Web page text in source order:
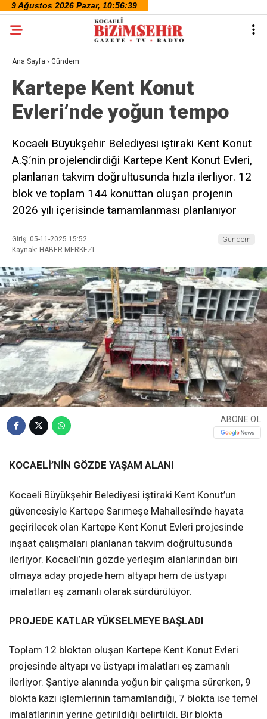
Ana Sayfa › Gündem
Kartepe Kent Konut
Evleri’nde yoğun tempo
Kocaeli Büyükşehir Belediyesi iştiraki Kent Konut
A.Ş.’nin projelendirdiği Kartepe Kent Konut Evleri,
planlanan takvim doğrultusunda hızla ilerliyor. 12
blok ve toplam 144 konuttan oluşan projenin
2026 yılı içerisinde tamamlanması planlanıyor
Giriş: 05-11-2025 15:52
Kaynak: HABER MERKEZI
Gündem
ABONE OL
KOCAELİ’NİN GÖZDE YAŞAM ALANI
Kocaeli Büyükşehir Belediyesi iştiraki Kent Konut’un
güvencesiyle Kartepe Sarımeşe Mahallesi’nde hayata
geçirilecek olan Kartepe Kent Konut Evleri projesinde
inşaat çalışmaları planlanan takvim doğrultusunda
ilerliyor. Kocaeli’nin gözde yerleşim alanlarından biri
olmaya aday projede hem altyapı hem de üstyapı
imalatları eş zamanlı olarak sürdürülüyor.
PROJEDE KATLAR YÜKSELMEYE BAŞLADI
Toplam 12 bloktan oluşan Kartepe Kent Konut Evleri
projesinde altyapı ve üstyapı imalatları eş zamanlı
ilerliyor. Şantiye alanında yoğun bir çalışma sürerken, 9
blokta kazı işlemlerinin tamamlandığı, 7 blokta ise temel
imalatlarının yerine getirildiği belirtildi. Bir blokta